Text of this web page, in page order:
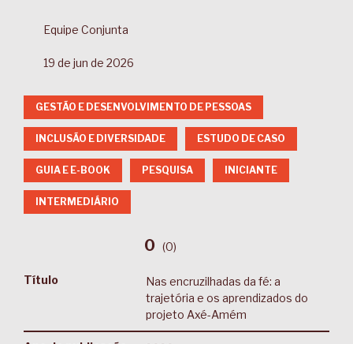
Equipe Conjunta
19 de jun de 2026
GESTÃO E DESENVOLVIMENTO DE PESSOAS
INCLUSÃO E DIVERSIDADE ESTUDO DE CASO
GUIA E E-BOOK PESQUISA INICIANTE
INTERMEDIÁRIO
0 (0)
Título
Nas encruzilhadas da fé: a
trajetória e os aprendizados do
projeto Axé-Amém